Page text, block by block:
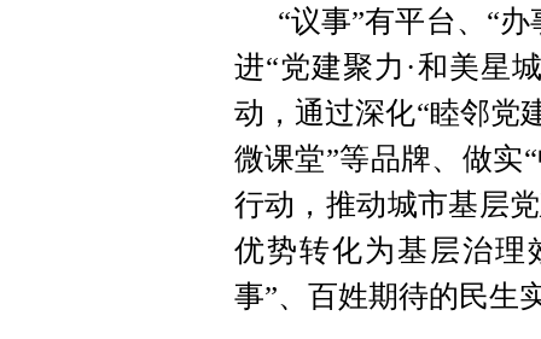
“议事”有平台、“
进“党建聚力·和美星
动，通过深化“睦邻党
微课堂”等品牌、做实
行动，推动城市基层
优势转化为基层治理
事”、百姓期待的民生